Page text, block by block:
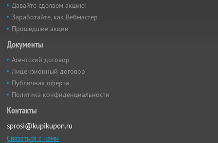
Давайте сделаем акцию!
Заработайте, как Вебмастер
Прошедшие акции
Документы
Агентский договор
Лицензионный договор
Публичная оферта
Политика конфиденциальности
Контакты
sprosi@kupikupon.ru
Связаться с нами